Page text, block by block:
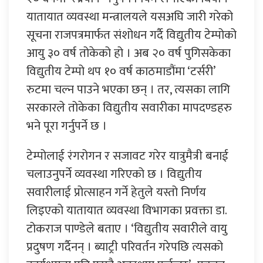
यातायात व्यवस्था मन्त्रालयले यसअघि जारी गरेको
सूचना राजपत्रमार्फत संशोधन गर्दै विद्युतीय टेम्पोको
आयु ३० वर्ष तोकेको हो । अब २० वर्ष पुगिसकेका
विद्युतीय टेम्पो थप १० वर्ष काठमाडौंमा ‘टर्सरी’
रुटमा चल्न पाउने भएका छन् । तर, त्यसका लागि
सरकारले तोकेका विद्युतीय सवारीका मापदण्डहरु
भने पूरा गर्नुपर्ने छ ।
टेम्पोलाई रंगरोगन र सजावट गरेर यात्रुमैत्री बनाई
चलाउनुपर्ने व्यवस्था गरिएको छ । विद्युतीय
सवारीलाई प्रोत्साहन गर्ने हेतुले यस्तो निर्णय
लिइएको यातायात व्यवस्था विभागका प्रवक्ता डा.
टोकराज पाण्डेले बताए । ‘विद्युतीय सवारीले वायु
प्रदुषण गर्दैनन् । ब्याट्री परिवर्तन गरेपछि त्यसको